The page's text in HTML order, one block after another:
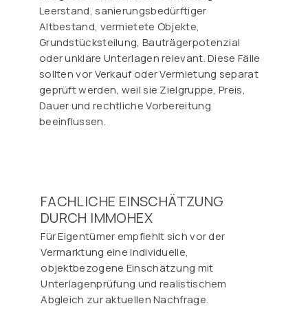
Leerstand, sanierungsbedürftiger
Altbestand, vermietete Objekte,
Grundstücksteilung, Bauträgerpotenzial
oder unklare Unterlagen relevant. Diese Fälle
sollten vor Verkauf oder Vermietung separat
geprüft werden, weil sie Zielgruppe, Preis,
Dauer und rechtliche Vorbereitung
beeinflussen.
FACHLICHE EINSCHÄTZUNG
DURCH IMMOHEX
Für Eigentümer empfiehlt sich vor der
Vermarktung eine individuelle,
objektbezogene Einschätzung mit
Unterlagenprüfung und realistischem
Abgleich zur aktuellen Nachfrage.